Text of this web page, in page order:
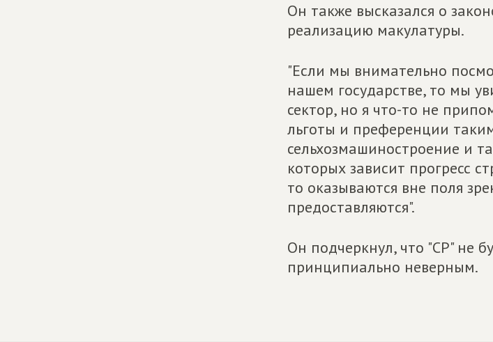
Он также высказался о
реализацию макулатуры.
"Если мы внимательно
нашем государстве, то мы
сектор, но я что-то не
льготы и преференции
сельхозмашиностроение и
которых зависит прогресс
то оказываются вне поля
предоставляются".
Он подчеркнул, что "СР" не
принципиально неверным.